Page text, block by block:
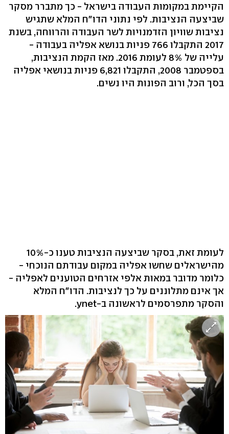
הקיימת במקומות העבודה בישראל - כך מתברר מסקר
שביצעה הנציבות. לפי נתוני הדו"ח המלא שתגיש
נציבות שוויון הזדמנויות לשר העבודה והרווחה, בשנת
2017 התקבלו 766 פניות בנושא אפליה בעבודה -
עלייה של 8% לעומת 2016. מאז הקמת הנציבות,
בספטמבר 2008, התקבלו 6,821 פניות בנושאי אפליה
בסך הכל, ורוב הפונות היו נשים.
לעומת זאת, בסקר שביצעה הנציבות טענו כ-10%
מהישראלים שחשו אפליה במקום עבודתם הנוכחי -
כלומר מדובר במאות אלפי אזרחים הטוענים לאפליה -
אך אינם מתלוננים על כך לנציבות. הדו"ח המלא
והסקר מתפרסמים לראשונה ב-ynet.